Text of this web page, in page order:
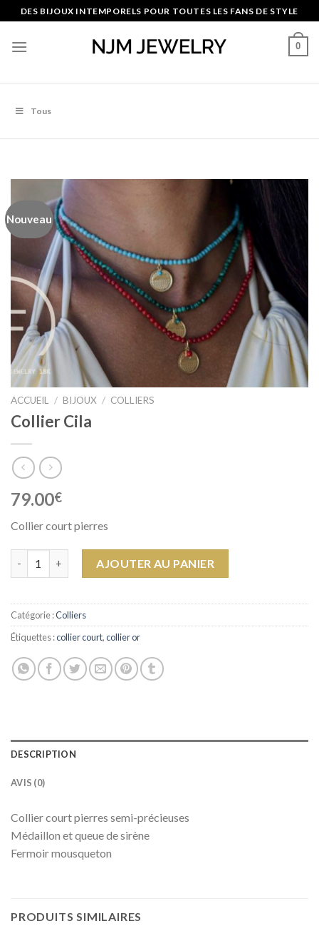
to
content
DES BIJOUX INTEMPORELS POUR TOUTES LES FANS DE STYLE
0
Tous
Nouveau
ACCUEIL / BIJOUX / COLLIERS
Collier Cila
79.00€
Collier court pierres
AJOUTER AU PANIER
Catégorie :Colliers
Étiquettes :collier court,collier or
DESCRIPTION
AVIS (0)
Collier court pierres semi-précieuses
Médaillon et queue de sirène
Fermoir mousqueton
PRODUITS SIMILAIRES